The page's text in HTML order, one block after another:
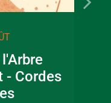
- Cordes